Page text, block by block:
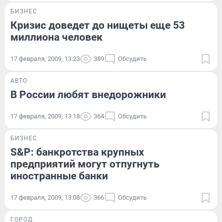
БИЗНЕС
Кризис доведет до нищеты еще 53
миллиона человек
17 февраля, 2009, 13:23 389 Обсудить
АВТО
В России любят внедорожники
17 февраля, 2009, 13:18 364 Обсудить
БИЗНЕС
S&P: банкротства крупных
предприятий могут отпугнуть
иностранные банки
17 февраля, 2009, 13:08 366 Обсудить
ГОРОД